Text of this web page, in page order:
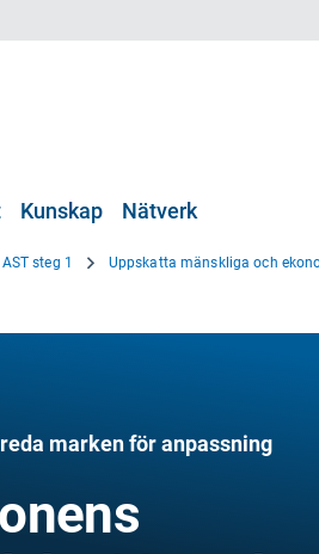
Kunskap Nätverk
AST steg 1
marken för anpassning